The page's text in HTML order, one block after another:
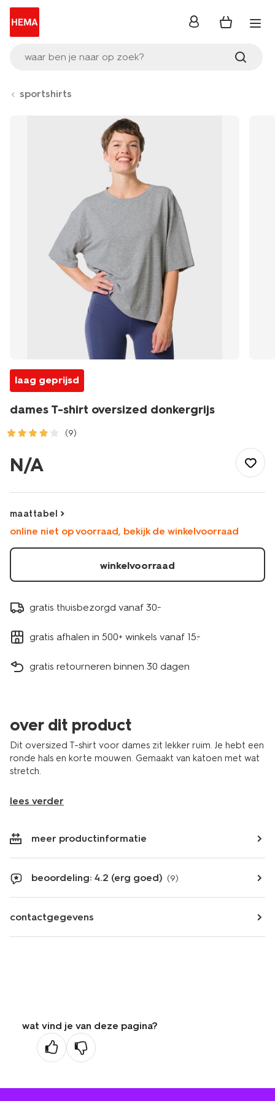
waar ben je naar op zoek?
inloggen
sportshirts
laag geprijsd
dames T-shirt oversized donkergrijs
(9)
t-
shirt-
donkergrijs-
36050205DARKGREY.html
N/A
maattabel
online niet op voorraad, bekijk de winkelvoorraad
winkelvoorraad
gratis thuisbezorgd vanaf 30.-
gratis afhalen in 500+ winkels vanaf 15.-
gratis retourneren binnen 30 dagen
over dit product
Dit oversized T-shirt voor dames zit lekker ruim. Je hebt een
ronde hals en korte mouwen. Gemaakt van katoen met wat
stretch.
lees verder
meer productinformatie
beoordeling: 4.2 (erg goed) (9)
contactgegevens
wat vind je van deze pagina?